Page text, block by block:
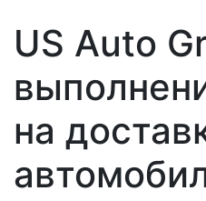
US Auto
на